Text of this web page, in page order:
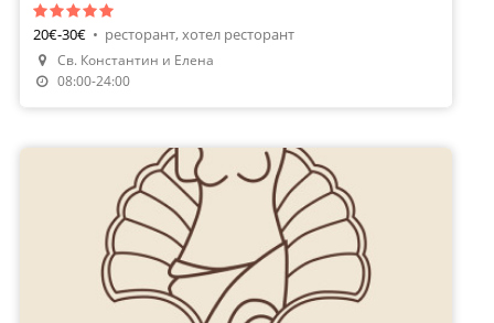
20€-30€ • ресторант, хотел ресторант
Св. Константин и Елена
08:00-24:00